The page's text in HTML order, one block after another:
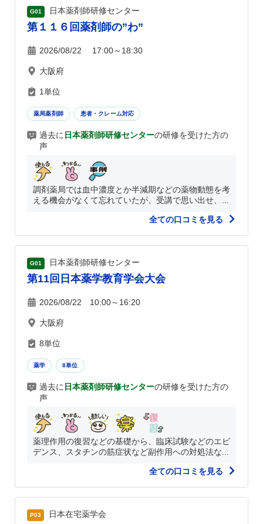
G01 日本薬剤師研修センター
第１１６回薬剤師の”わ”
2026/08/22 17:00～18:30
大阪府
1単位
薬局薬剤師 患者・クレーム対応
過去に 日本薬剤師研修センターの研修を受けた方の
声
調剤薬局では血中濃度とか半減期などの薬物動態を考
える機会がなくて忘れていたが、受講で思い出せ、...
全ての口コミを見る
G01 日本薬剤師研修センター
第11回日本薬学教育学会大会
2026/08/22 10:00～16:20
大阪府
8単位
薬学 8単位
過去に 日本薬剤師研修センターの研修を受けた方の
声
薬理作用の復習などの基礎から、臨床試験などのエビ
デンス、スタチンの筋症状など副作用への対処法な...
全ての口コミを見る
P03 日本在宅薬学会